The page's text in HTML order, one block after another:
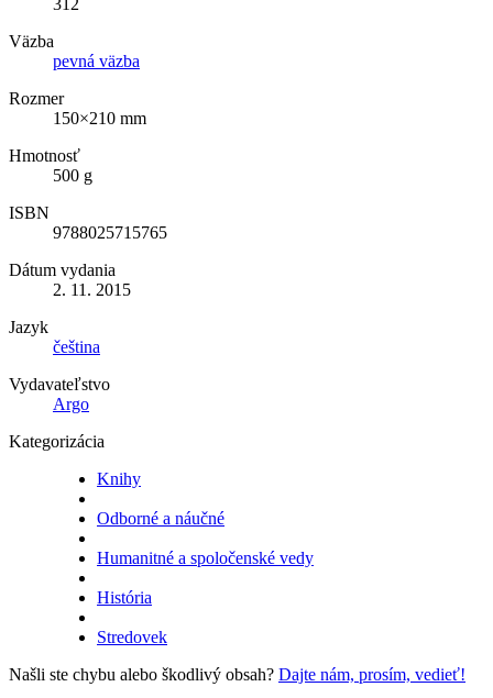
Väzba
pevná väzba
Rozmer
150×210 mm
Hmotnosť
500 g
ISBN
9788025715765
Dátum vydania
2. 11. 2015
Jazyk
čeština
Vydavateľstvo
Argo
Kategorizácia
Knihy
Odborné a náučné
Humanitné a spoločenské vedy
História
Stredovek
Našli ste chybu alebo škodlivý obsah? Dajte nám, prosím, vedieť!